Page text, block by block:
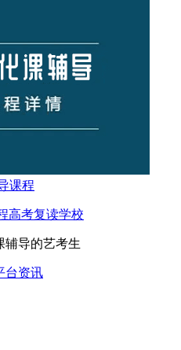
课程
高考复读学校
辅导的艺考生
台资讯